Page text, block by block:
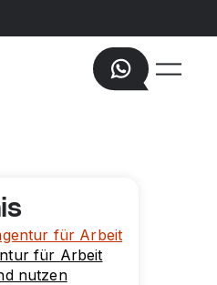
für Arbeit
für Arbeit
nutzen